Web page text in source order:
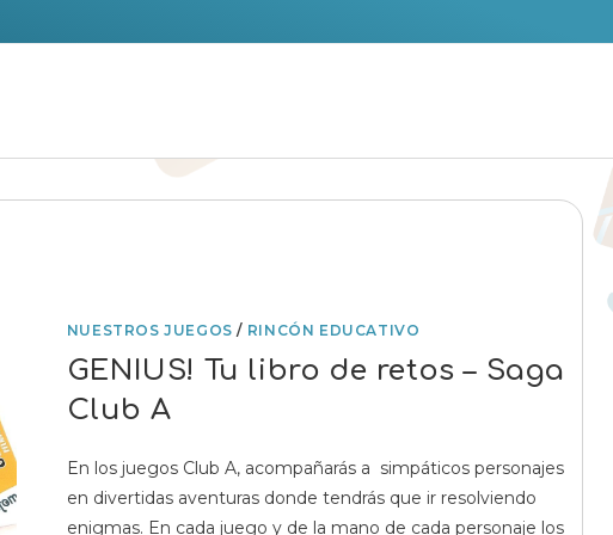
NUESTROS JUEGOS / RINCÓN EDUCATIVO
GENIUS! Tu libro de retos – Saga
Club A
En los juegos Club A, acompañarás a simpáticos personajes
en divertidas aventuras donde tendrás que ir resolviendo
enigmas. En cada juego y de la mano de cada personaje los